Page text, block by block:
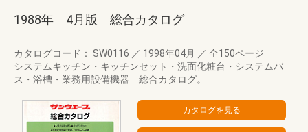
1988年 4月版 総合カタログ
カタログコード： SW0116 ／ 1998年04月 ／ 全150ページ
システムキッチン・キッチンセット・洗面化粧台・システムバ
ス・浴槽・業務用設備機器 総合カタログ。